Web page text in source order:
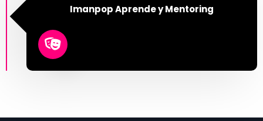
Imanpop Aprende y Mentoring